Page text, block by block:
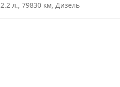
2.2 л., 79830 км, Дизель